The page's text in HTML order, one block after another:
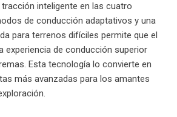
inteligente en las cuatro
de conducción adaptativos y una
para terrenos difíciles permite que el
experiencia de conducción superior
Esta tecnología lo convierte en
más avanzadas para los amantes